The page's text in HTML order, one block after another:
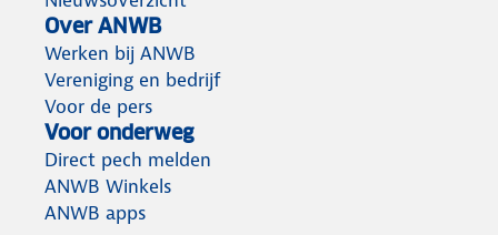
Over ANWB
Werken bij ANWB
Vereniging en bedrijf
Voor de pers
Voor onderweg
Direct pech melden
ANWB Winkels
ANWB apps